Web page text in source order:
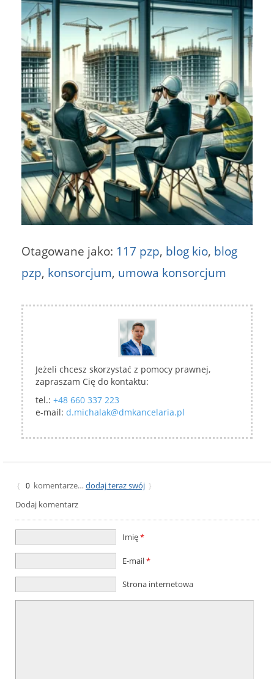
Otagowane jako: 117 pzp, blog kio, blog
pzp, konsorcjum, umowa konsorcjum
Jeżeli chcesz skorzystać z pomocy prawnej,
zapraszam Cię do kontaktu:
tel.: +48 660 337 223
e-mail: d.michalak@dmkancelaria.pl
{ 0 komentarze… dodaj teraz swój }
Dodaj komentarz
Imię*
E-mail*
Strona internetowa